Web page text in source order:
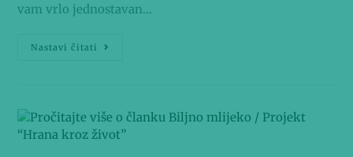
vam vrlo jednostavan…
Nastavi čitati